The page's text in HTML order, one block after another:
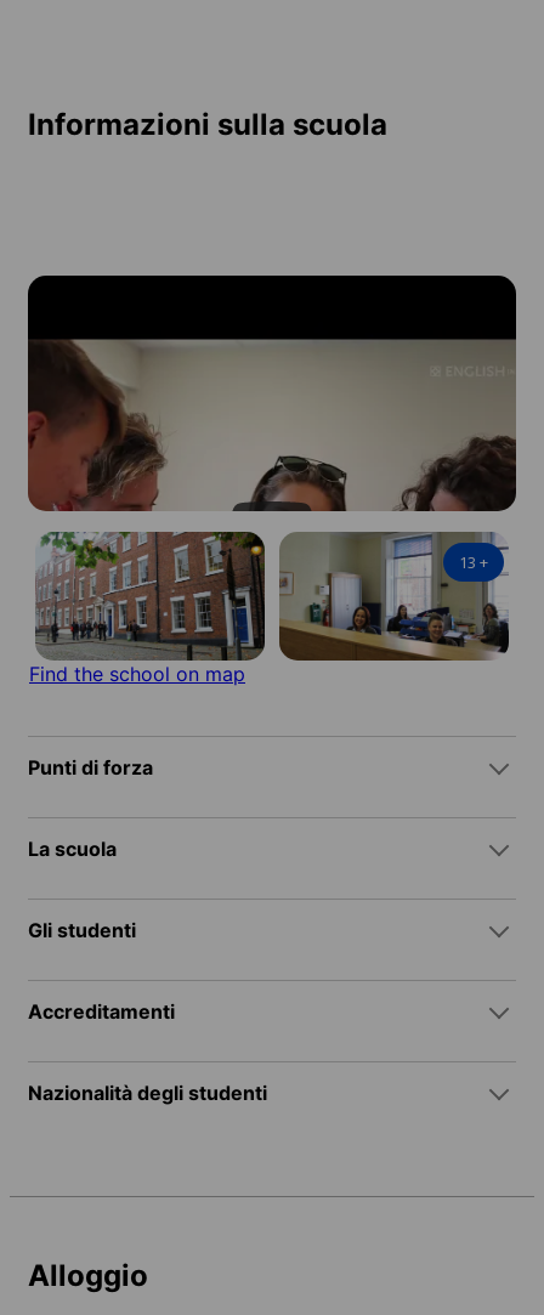
Informazioni sulla scuola
13 +
Find the school on map
Punti di forza
La scuola
Gli studenti
Accreditamenti
Nazionalità degli studenti
Alloggio